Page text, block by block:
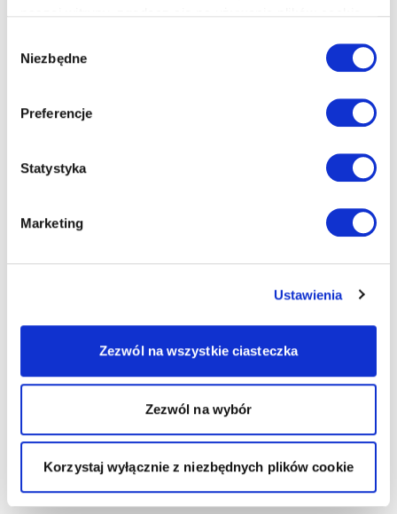
zgody
Niezbędne
Preferencje
Statystyka
Marketing
Ustawienia
Zezwól na wszystkie ciasteczka
Zezwól na wybór
Korzystaj wyłącznie z niezbędnych plików cookie